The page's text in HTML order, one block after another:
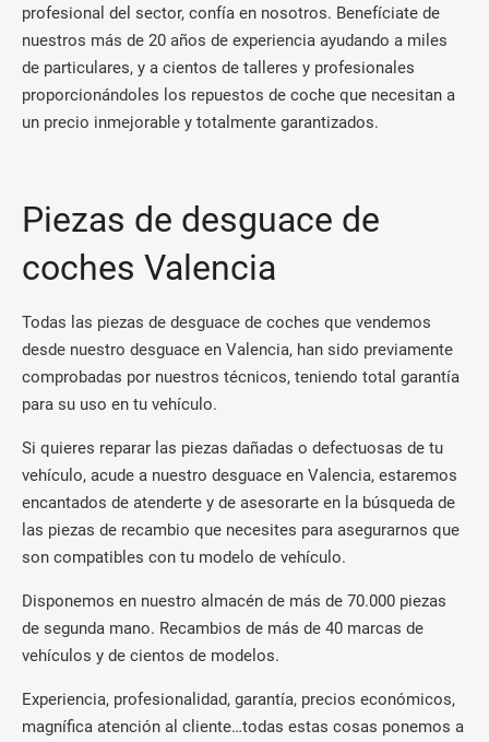
profesional del sector, confía en nosotros. Benefíciate de
nuestros más de 20 años de experiencia ayudando a miles
de particulares, y a cientos de talleres y profesionales
proporcionándoles los repuestos de coche que necesitan a
un precio inmejorable y totalmente garantizados.
Piezas de desguace de
coches Valencia
Todas las piezas de desguace de coches que vendemos
desde nuestro desguace en Valencia, han sido previamente
comprobadas por nuestros técnicos, teniendo total garantía
para su uso en tu vehículo.
Si quieres reparar las piezas dañadas o defectuosas de tu
vehículo, acude a nuestro desguace en Valencia, estaremos
encantados de atenderte y de asesorarte en la búsqueda de
las piezas de recambio que necesites para asegurarnos que
son compatibles con tu modelo de vehículo.
Disponemos en nuestro almacén de más de 70.000 piezas
de segunda mano. Recambios de más de 40 marcas de
vehículos y de cientos de modelos.
Experiencia, profesionalidad, garantía, precios económicos,
magnífica atención al cliente…todas estas cosas ponemos a